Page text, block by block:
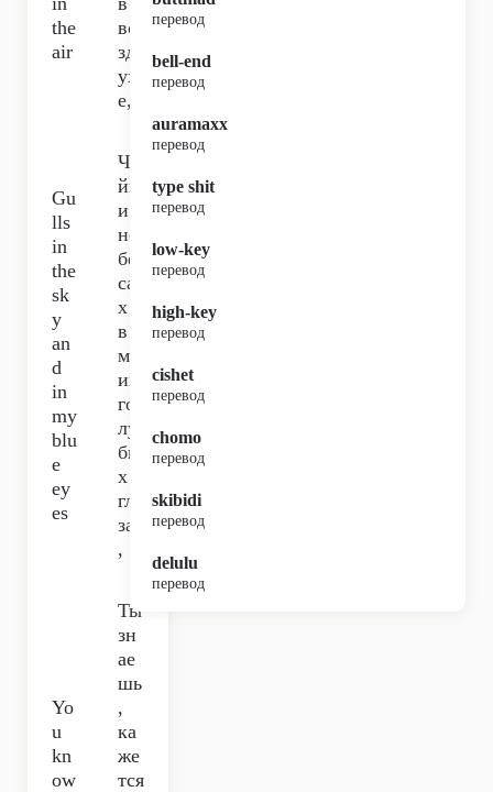
the
air
во
зд
ух
е,
Gu
lls
in
the
sk
y
an
d
in
my
blu
e
ey
es
Ча
йк
и в
не
бе
са
х и
в
мо
их
го
лу
бы
х
гла
зах
,
Yo
u
kn
ow
Ты
зн
ае
шь
,
ка
же
тся
перевод
bell-end
перевод
auramaxx
перевод
type shit
перевод
low-key
перевод
high-key
перевод
cishet
перевод
chomo
перевод
skibidi
перевод
delulu
перевод